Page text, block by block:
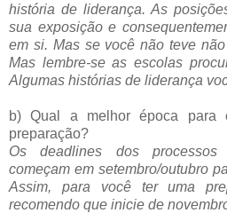
história de liderança. As
sua exposição e
em si. Mas se você não teve
Mas lembre-se as escolas
Algumas histórias de liderança
b) Qual a melhor época para
preparação?
Os deadlines dos
começam em setembro/outubro
Assim, para você ter uma
recomendo que inicie de